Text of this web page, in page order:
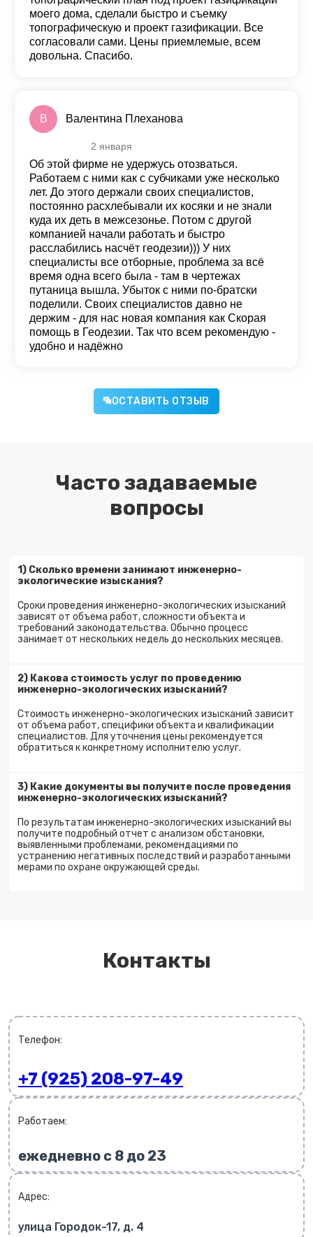
моего дома, сделали быстро и съемку
топографическую и проект газификации. Все
согласовали сами. Цены приемлемые, всем
довольна. Спасибо.
В Валентина Плеханова
Оценка 5из 5
2 января
Об этой фирме не удержусь отозваться.
Работаем с ними как с субчиками уже несколько
лет. До этого держали своих специалистов,
постоянно расхлебывали их косяки и не знали
куда их деть в межсезонье. Потом с другой
компанией начали работать и быстро
расслабились насчёт геодезии))) У них
специалисты все отборные, проблема за всё
время одна всего была - там в чертежах
путаница вышла. Убыток с ними по-братски
поделили. Своих специалистов давно не
держим - для нас новая компания как Скорая
помощь в Геодезии. Так что всем рекомендую -
удобно и надёжно
ОСТАВИТЬ ОТЗЫВ
Часто задаваемые
вопросы
1) Сколько времени занимают инженерно-
экологические изыскания?
Сроки проведения инженерно-экологических изысканий
зависят от объема работ, сложности объекта и
требований законодательства. Обычно процесс
занимает от нескольких недель до нескольких месяцев.
2) Какова стоимость услуг по проведению
инженерно-экологических изысканий?
Стоимость инженерно-экологических изысканий зависит
от объема работ, специфики объекта и квалификации
специалистов. Для уточнения цены рекомендуется
обратиться к конкретному исполнителю услуг.
3) Какие документы вы получите после проведения
инженерно-экологических изысканий?
По результатам инженерно-экологических изысканий вы
получите подробный отчет с анализом обстановки,
выявленными проблемами, рекомендациями по
устранению негативных последствий и разработанными
мерами по охране окружающей среды.
Контакты
Телефон:
+7 (925) 208-97-49
Работаем:
ежедневно с 8 до 23
Адрес:
улица Городок-17, д. 4